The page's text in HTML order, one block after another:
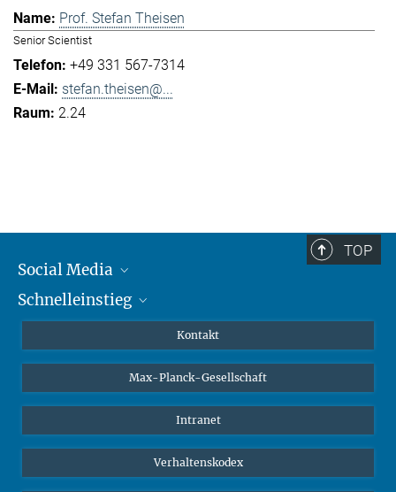
Prof. Stefan Theisen
Senior Scientist
+49 331 567-7314
stefan.theisen@...
2.24
TOP
Social Media
Mastodon
Schnelleinstieg
Schüler*innen
Öffentlichkeit
Alumnae | Alumni
Kontakt
Max-Planck-Gesellschaft
Intranet
Verhaltenskodex